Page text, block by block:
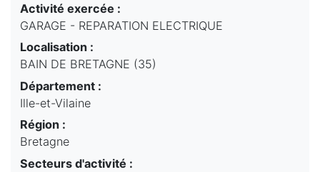
Activité exercée :
GARAGE - REPARATION ELECTRIQUE
Localisation :
BAIN DE BRETAGNE (35)
Département :
Ille-et-Vilaine
Région :
Bretagne
Secteurs d'activité :